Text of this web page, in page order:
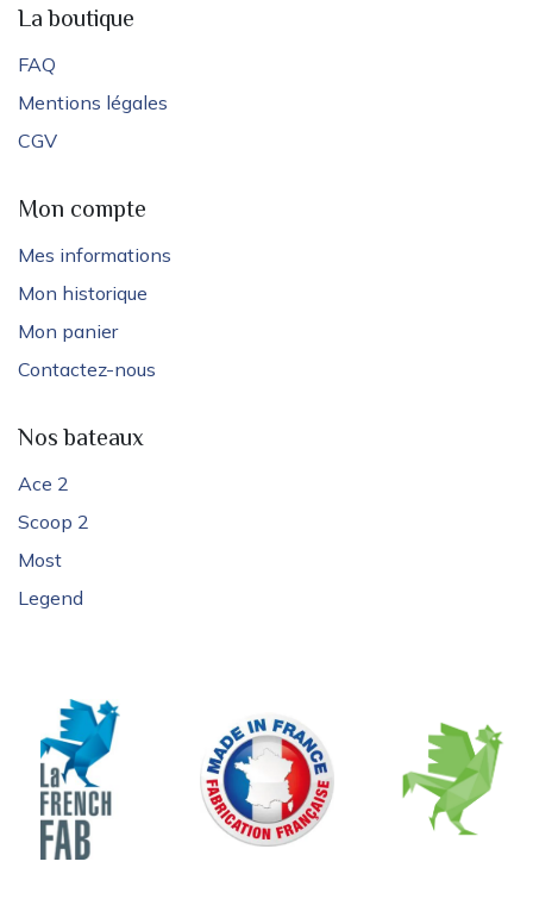
La boutique
FAQ
Mentions légales
CGV
Mon compte
Mes informations
Mon historique
Mon panier
Contactez-nous
Nos bateaux
Ace 2
Scoop 2
Most
Legend